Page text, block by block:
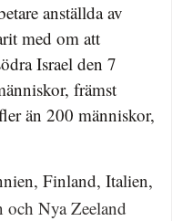
anställda av
med om att
Israel den 7
främst
än 200 människor,
Finland, Italien,
och Nya Zeeland